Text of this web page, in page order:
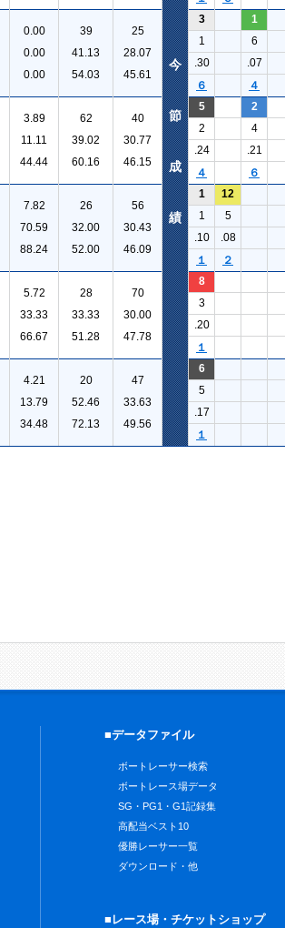
0.00
0.00
0.00
39
41.13
54.03
25
28.07
45.61
3 1
1
6
.30
.07
６
４
3.89
11.11
44.44
62
39.02
60.16
40
30.77
46.15
5 2
2
4
.24
.21
４
６
7.82
70.59
88.24
26
32.00
52.00
56
30.43
46.09
1 12
1
5
.10
.08
１
２
5.72
33.33
66.67
28
33.33
51.28
70
30.00
47.78
8
3
.20
１
4.21
13.79
34.48
20
52.46
72.13
47
33.63
49.56
6
5
.17
１
今
節
成
績
■データファイル
ボートレーサー検索
ボートレース場データ
SG・PG1・G1記録集
高配当ベスト10
優勝レーサー一覧
ダウンロード・他
■レース場・チケットショップ